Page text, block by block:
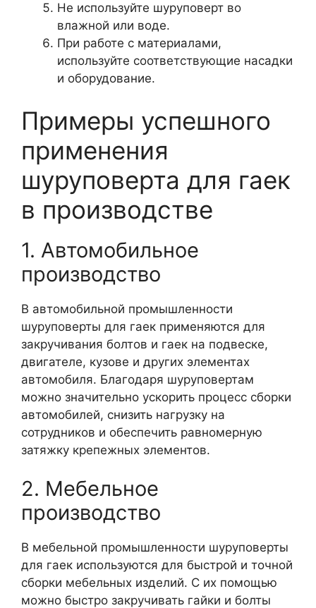
Не используйте шуруповерт во
влажной или воде.
При работе с материалами,
используйте соответствующие насадки
и оборудование.
Примеры успешного
применения
шуруповерта для гаек
в производстве
1. Автомобильное
производство
В автомобильной промышленности
шуруповерты для гаек применяются для
закручивания болтов и гаек на подвеске,
двигателе, кузове и других элементах
автомобиля. Благодаря шуруповертам
можно значительно ускорить процесс сборки
автомобилей, снизить нагрузку на
сотрудников и обеспечить равномерную
затяжку крепежных элементов.
2. Мебельное
производство
В мебельной промышленности шуруповерты
для гаек используются для быстрой и точной
сборки мебельных изделий. С их помощью
можно быстро закручивать гайки и болты